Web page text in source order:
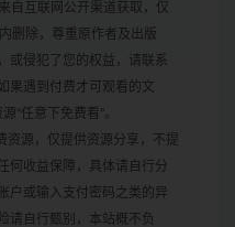
自互联网公开渠道获取，仅
删除，尊重原作者及出版
或侵犯了您的权益，请联系
果遇到付费才可观看的文
“任意下免费看”。
资源，仅提供资源分享，不提
何收益保障，具体请自行分
户或输入支付密码之类的异
请自行甄别，本站概不负